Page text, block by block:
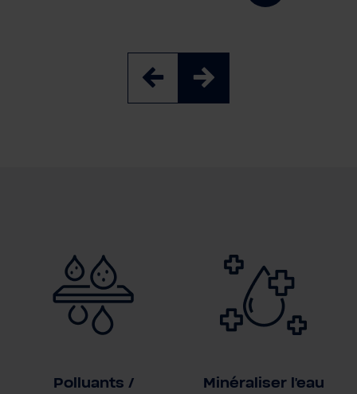
Polluants /
Minéraliser l'eau